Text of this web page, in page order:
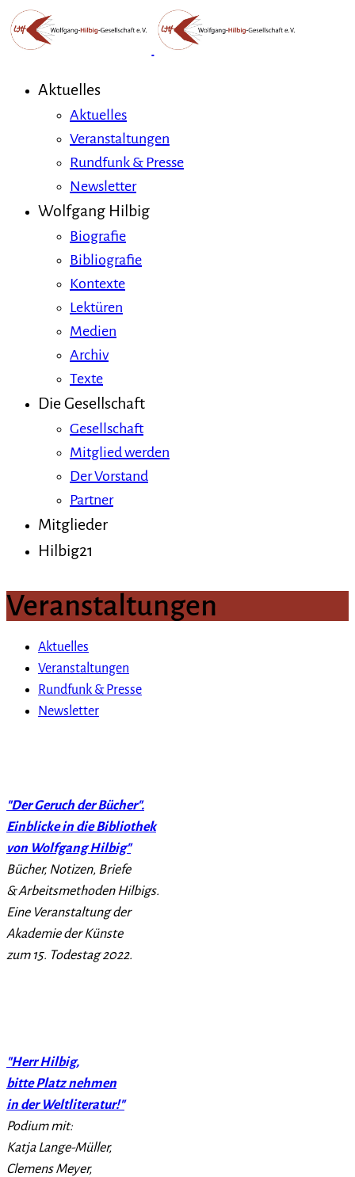
Aktuelles
Aktuelles
Veranstaltungen
Rundfunk & Presse
Newsletter
Wolfgang Hilbig
Biografie
Bibliografie
Kontexte
Lektüren
Medien
Archiv
Texte
Die Gesellschaft
Gesellschaft
Mitglied werden
Der Vorstand
Partner
Mitglieder
Hilbig21
Veranstaltungen
Aktuelles
Veranstaltungen
Rundfunk & Presse
Newsletter
"Der Geruch der Bücher".
Einblicke in die Bibliothek
von Wolfgang Hilbig"
Bücher, Notizen, Briefe
& Arbeitsmethoden Hilbigs.
Eine Veranstaltung der
Akademie der Künste
zum 15. Todestag 2022.
"Herr Hilbig,
bitte Platz nehmen
in der Weltliteratur!"
Podium mit:
Katja Lange-Müller,
Clemens Meyer,